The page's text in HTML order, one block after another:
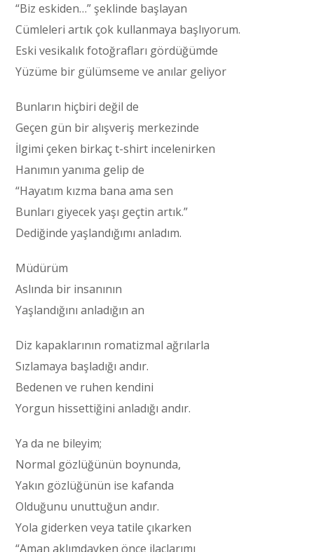
“Biz eskiden…” şeklinde başlayan
Cümleleri artık çok kullanmaya başlıyorum.
Eski vesikalık fotoğrafları gördüğümde
Yüzüme bir gülümseme ve anılar geliyor
Bunların hiçbiri değil de
Geçen gün bir alışveriş merkezinde
İlgimi çeken birkaç t-shirt incelenirken
Hanımın yanıma gelip de
“Hayatım kızma bana ama sen
Bunları giyecek yaşı geçtin artık.”
Dediğinde yaşlandığımı anladım.
Müdürüm
Aslında bir insanının
Yaşlandığını anladığın an
Diz kapaklarının romatizmal ağrılarla
Sızlamaya başladığı andır.
Bedenen ve ruhen kendini
Yorgun hissettiğini anladığı andır.
Ya da ne bileyim;
Normal gözlüğünün boynunda,
Yakın gözlüğünün ise kafanda
Olduğunu unuttuğun andır.
Yola giderken veya tatile çıkarken
“Aman aklımdayken önce ilaçlarımı